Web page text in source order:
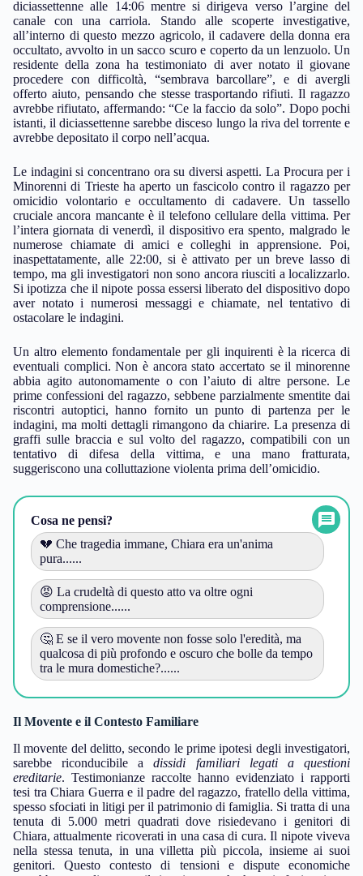
diciassettenne alle 14:06 mentre si dirigeva verso l’argine del
canale con una carriola. Stando alle scoperte investigative,
all’interno di questo mezzo agricolo, il cadavere della donna era
occultato, avvolto in un sacco scuro e coperto da un lenzuolo. Un
residente della zona ha testimoniato di aver notato il giovane
procedere con difficoltà, “sembrava barcollare”, e di avergli
offerto aiuto, pensando che stesse trasportando rifiuti. Il ragazzo
avrebbe rifiutato, affermando: “Ce la faccio da solo”. Dopo pochi
istanti, il diciassettenne sarebbe disceso lungo la riva del torrente e
avrebbe depositato il corpo nell’acqua.
Le indagini si concentrano ora su diversi aspetti. La Procura per i
Minorenni di Trieste ha aperto un fascicolo contro il ragazzo per
omicidio volontario e occultamento di cadavere. Un tassello
cruciale ancora mancante è il telefono cellulare della vittima. Per
l’intera giornata di venerdì, il dispositivo era spento, malgrado le
numerose chiamate di amici e colleghi in apprensione. Poi,
inaspettatamente, alle 22:00, si è attivato per un breve lasso di
tempo, ma gli investigatori non sono ancora riusciti a localizzarlo.
Si ipotizza che il nipote possa essersi liberato del dispositivo dopo
aver notato i numerosi messaggi e chiamate, nel tentativo di
ostacolare le indagini.
Un altro elemento fondamentale per gli inquirenti è la ricerca di
eventuali complici. Non è ancora stato accertato se il minorenne
abbia agito autonomamente o con l’aiuto di altre persone. Le
prime confessioni del ragazzo, sebbene parzialmente smentite dai
riscontri autoptici, hanno fornito un punto di partenza per le
indagini, ma molti dettagli rimangono da chiarire. La presenza di
graffi sulle braccia e sul volto del ragazzo, compatibili con un
tentativo di difesa della vittima, e una mano fratturata,
suggeriscono una colluttazione violenta prima dell’omicidio.
Cosa ne pensi?
💔 Che tragedia immane, Chiara era un'anima
pura......
😡 La crudeltà di questo atto va oltre ogni
comprensione......
🤔 E se il vero movente non fosse solo l'eredità, ma
qualcosa di più profondo e oscuro che bolle da tempo
tra le mura domestiche?......
Il Movente e il Contesto Familiare
Il movente del delitto, secondo le prime ipotesi degli investigatori,
sarebbe riconducibile adissidi familiari legati a questioni
ereditarie. Testimonianze raccolte hanno evidenziato i rapporti
tesi tra Chiara Guerra e il padre del ragazzo, fratello della vittima,
spesso sfociati in litigi per il patrimonio di famiglia. Si tratta di una
tenuta di 5.000 metri quadrati dove risiedevano i genitori di
Chiara, attualmente ricoverati in una casa di cura. Il nipote viveva
nella stessa tenuta, in una villetta più piccola, insieme ai suoi
genitori. Questo contesto di tensioni e dispute economiche